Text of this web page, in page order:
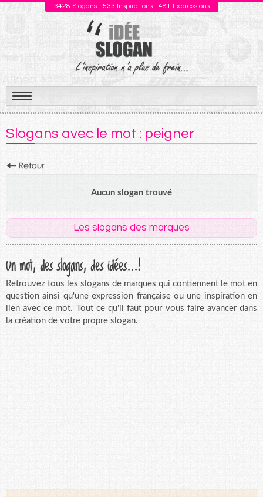
3428 Slogans - 533 Inspirations - 481 Expressions
Aller
au
contenu
Slogans avec le mot : peigner
Aucun slogan trouvé
Les slogans des marques
Un mot, des slogans, des idées...!
Retrouvez tous les slogans de marques qui contiennent le mot en
question ainsi qu'une expression française ou une inspiration en
lien avec ce mot. Tout ce qu'il faut pour vous faire avancer dans
la création de votre propre slogan.